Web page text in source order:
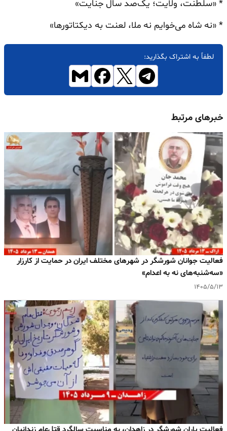
* «سلطنت، ولایت؛ یک‌صد سال جنایت»
* «نه شاه می‌خوایم نه ملا، لعنت به دیکتاتورها»
لطفاً به اشتراک بگذارید:
خبرهای مرتبط
فعالیت جوانان شورشگر در شهرهای مختلف ایران در حمایت از کارزار
«سه‌شنبه‌های نه به اعدام»
۱۴۰۵/۵/۱۳